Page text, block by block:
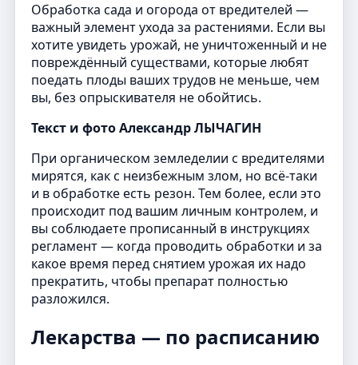
Обработка сада и огорода от вредителей —
важный элемент ухода за растениями. Если вы
хотите увидеть урожай, не уничтоженный и не
повреждённый существами, которые любят
поедать плоды ваших трудов не меньше, чем
вы, без опрыскивателя не обойтись.
Текст и фото Александр ЛЫЧАГИН
При органическом земледелии с вредителями
мирятся, как с неизбежным злом, но всё-таки
и в обработке есть резон. Тем более, если это
происходит под вашим личным контролем, и
вы соблюдаете прописанный в инструкциях
регламент — когда проводить обработки и за
какое время перед снятием урожая их надо
прекратить, чтобы препарат полностью
разложился.
Лекарства — по расписанию